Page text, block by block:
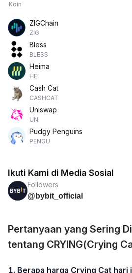
Koin
ZIGChain
ZIG
Bless
BLESS
Heima
HEI
Cash Cat
CASHCAT
Uniswap
UNI
Pudgy Penguins
PENGU
Ikuti Kami di Media Sosial
Followers
@bybit_official
Pertanyaan yang Sering
tentang CRYING(Crying
1. Berapa harga Crying Cat hari